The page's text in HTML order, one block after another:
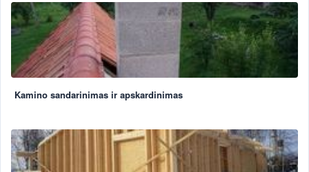
Kamino sandarinimas ir apskardinimas